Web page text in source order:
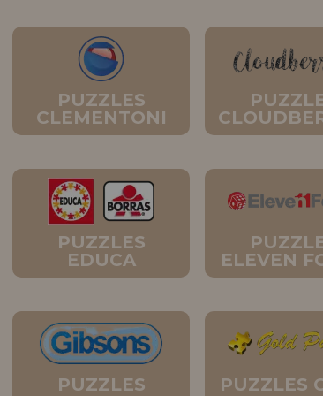
PUZZLES
CLEMENTONI
PUZZLES
EDUCA
ELEVEN
PUZZLES
PUZZLES